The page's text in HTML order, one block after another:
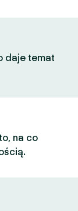
daje temat
na co